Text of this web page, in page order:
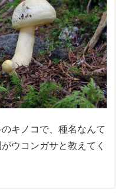
キノコで、種名なんて
ウコンガサと教えてく